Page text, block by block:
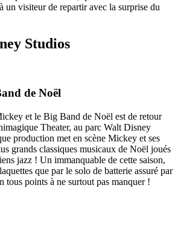
un visiteur de repartir avec la surprise du
Studios
de Noël
et le Big Band de Noël est de retour
Theater, au parc Walt Disney
production met en scène Mickey et ses
grands classiques musicaux de Noël joués
jazz ! Un immanquable de cette saison,
que par le solo de batterie assuré par
tous points à ne surtout pas manquer !